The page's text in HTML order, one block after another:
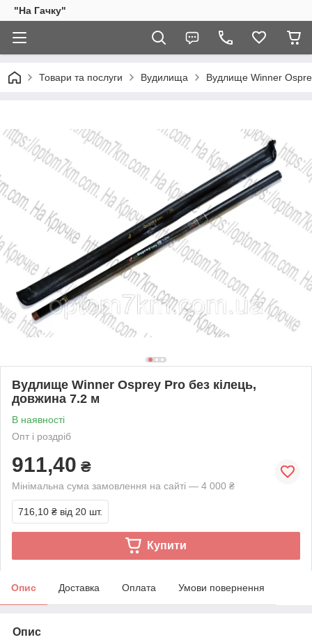
"На Гачку"
Товари та послуги Вудилища Вудлище Winner
Вудлище Winner Osprey Pro без кілець,
довжина 7.2 м
В наявності
Опт і роздріб
911,40 ₴
Мінімальна сума замовлення на сайті — 4 000 ₴
716,10 ₴ від 20 шт.
Купити
Опис Доставка Оплата Умови повернення
Опис